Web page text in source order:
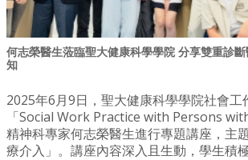
何志榮醫生蒞臨聖大健康科學學院 分享雙重診
知
2025年6月9日，聖大健康科學學院社會工
「Social Work Practice with Persons
精神科專家何志榮醫生進行專題講座，主
療介入」。講座內容深入且生動，學生積